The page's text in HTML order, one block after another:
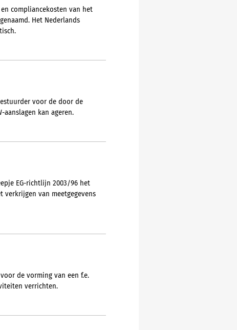
compliancekosten van het
Het Nederlands
voor de door de
aanslagen kan ageren.
EG-richtlijn 2003/96 het
van meetgegevens
de vorming van een f.e.
verrichten.